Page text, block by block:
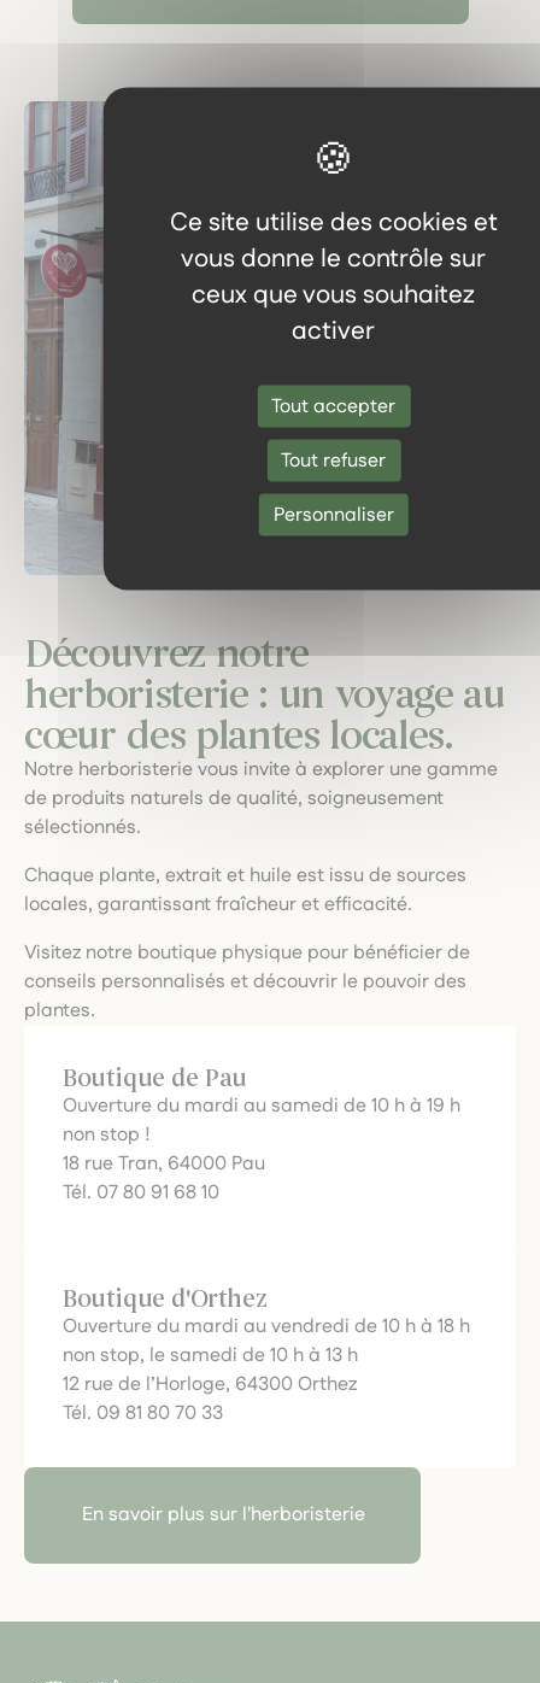
Ce site utilise des cookies et
vous donne le contrôle sur
ceux que vous souhaitez
activer
Tout accepter
Tout refuser
Personnaliser
Découvrez notre
herboristerie : un voyage au
cœur des plantes locales.
Notre herboristerie vous invite à explorer une gamme
de produits naturels de qualité, soigneusement
sélectionnés.
Chaque plante, extrait et huile est issu de sources
locales, garantissant fraîcheur et efficacité.
Visitez notre boutique physique pour bénéficier de
conseils personnalisés et découvrir le pouvoir des
plantes.
Boutique de Pau
Ouverture du mardi au samedi de 10 h à 19 h
non stop !
18 rue Tran, 64000 Pau
Tél. 07 80 91 68 10
Boutique d'Orthez
Ouverture du mardi au vendredi de 10 h à 18 h
non stop, le samedi de 10 h à 13 h
12 rue de l’Horloge, 64300 Orthez
Tél. 09 81 80 70 33
En savoir plus sur l'herboristerie